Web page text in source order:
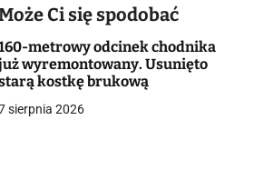
Ci się spodobać
metrowy odcinek chodnika
wyremontowany. Usunięto
kostkę brukową
sierpnia 2026